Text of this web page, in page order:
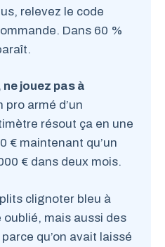
relevez le code
Dans 60 %
jouez pas à
pro armé d’un
résout ça en une
€ maintenant qu’un
€ dans deux mois.
clignoter bleu à
oublié, mais aussi des
qu’on avait laissé